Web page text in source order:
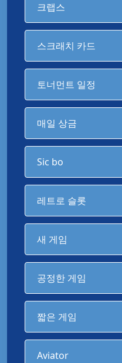
크랩스
스크래치 카드
토너먼트 일정
매일 상금
Sic bo
레트로 슬롯
새 게임
공정한 게임
짧은 게임
Aviator